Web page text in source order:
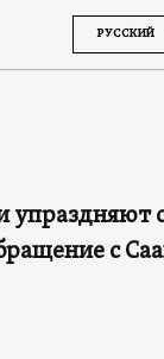
РУССКИЙ
упраздняют
с